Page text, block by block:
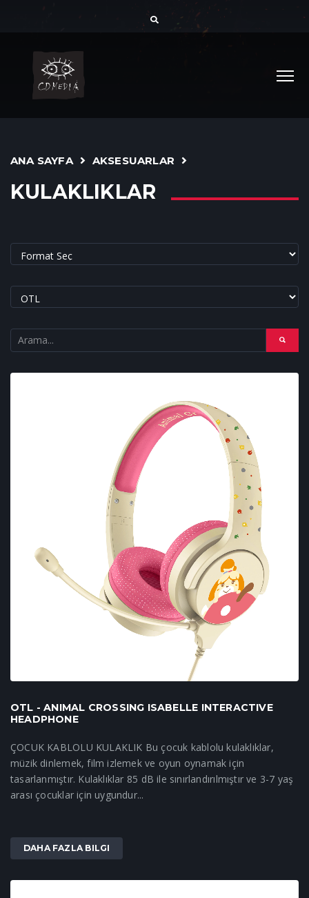
ANA SAYFA AKSESUARLAR
KULAKLIKLAR
OTL - ANIMAL CROSSING ISABELLE INTERACTIVE
HEADPHONE
ÇOCUK KABLOLU KULAKLIK Bu çocuk kablolu kulaklıklar,
müzik dinlemek, film izlemek ve oyun oynamak için
tasarlanmıştır. Kulaklıklar 85 dB ile sınırlandırılmıştır ve 3-7 yaş
arası çocuklar için uygundur...
DAHA FAZLA BILGI